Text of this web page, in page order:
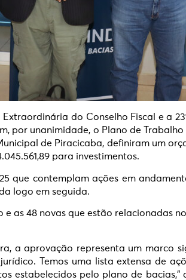
do Conselho Fiscal e a
por unanimidade, o Plano de
de Piracicaba, definiram um
para investimentos.
que contemplam ações em
logo em seguida.
as 48 novas que estão relacionadas
a aprovação representa um marco
Temos uma lista extensa de
estabelecidos pelo plano de